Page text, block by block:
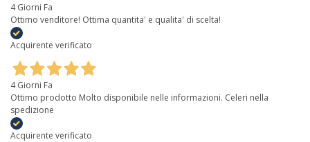
4 Giorni Fa
Ottimo venditore! Ottima quantita' e qualita' di scelta!
Acquirente verificato
4 Giorni Fa
Ottimo prodotto Molto disponibile nelle informazioni. Celeri nella
spedizione
Acquirente verificato